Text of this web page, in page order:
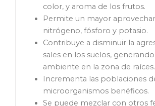
color, y aroma de los frutos.
Permite un mayor
nitrógeno, fósforo y potasio.
Contribuye a disminuir la
sales en los suelos,
ambiente en la zona de raíces.
Incrementa las poblaciones
microorganismos benéficos.
Se puede mezclar con otros